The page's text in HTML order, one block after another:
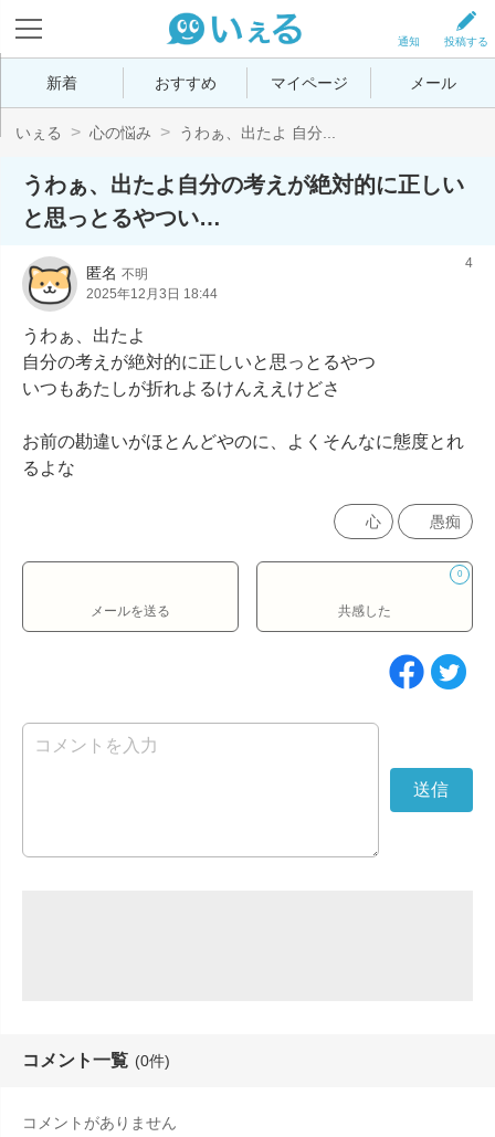
投稿する
通知
新着 おすすめ マイページ メール
いぇる 心の悩み うわぁ、出たよ 自分...
うわぁ、出たよ自分の考えが絶対的に正しい
と思っとるやつい…
匿名 不明
2025年12月3日 18:44
4
うわぁ、出たよ
自分の考えが絶対的に正しいと思っとるやつ
いつもあたしが折れよるけんええけどさ
お前の勘違いがほとんどやのに、よくそんなに態度とれ
るよな
心 愚痴
メールを送る
0
共感した
コメント一覧 (0件)
コメントがありません